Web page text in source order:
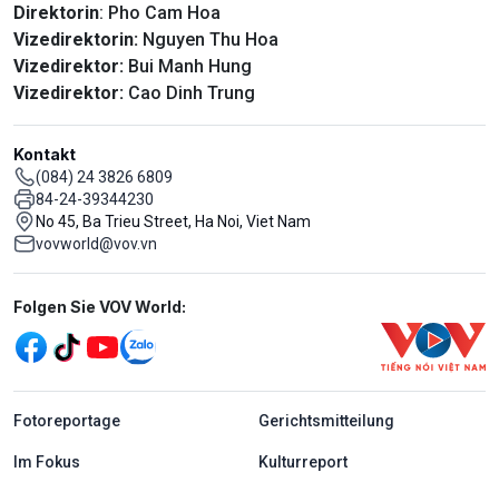
Direktorin: Pho Cam Hoa
Vizedirektorin: Nguyen Thu Hoa
Vizedirektor: Bui Manh Hung
Vizedirektor: Cao Dinh Trung
Kontakt
(084) 24 3826 6809
84-24-39344230
No 45, Ba Trieu Street, Ha Noi, Viet Nam
vovworld@vov.vn
Mạng xã hội
Folgen Sie VOV World:
menu footer tiếng Đức
Fotoreportage Gerichtsmitteilung
Im Fokus Kulturreport